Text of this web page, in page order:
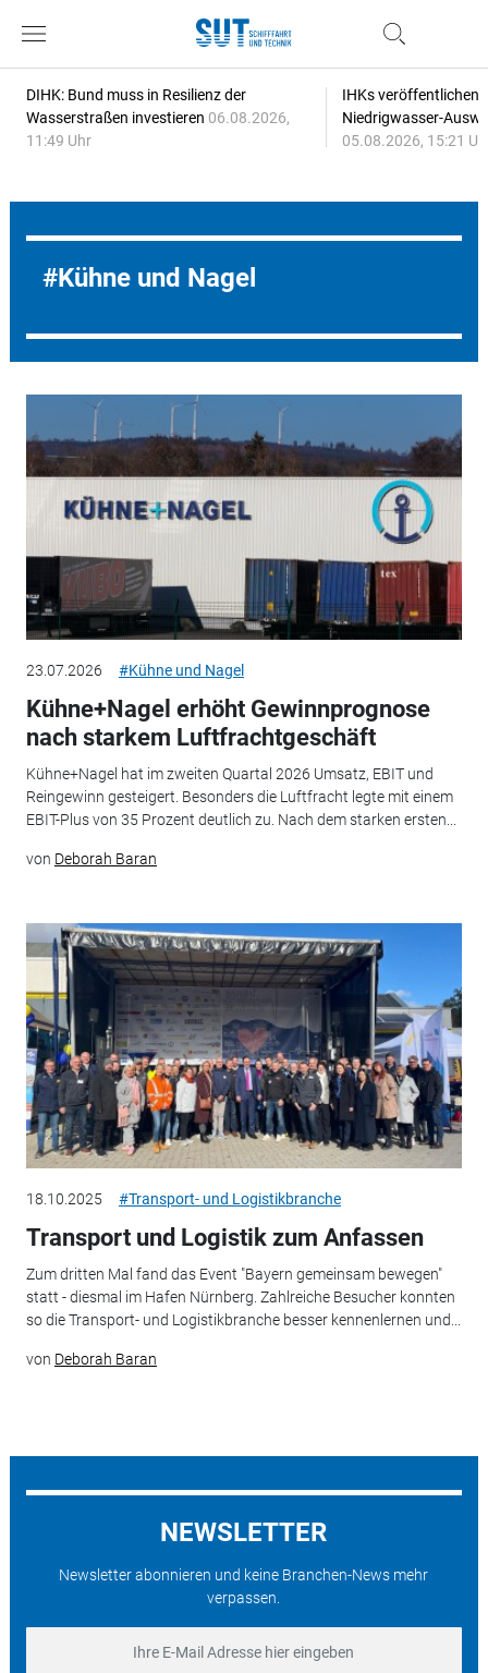
DIHK: Bund muss in Resilienz der
Wasserstraßen investieren 06.08.2026,
11:49 Uhr
IHKs veröffentlichen
Niedrigwasser-
05.08.2026, 15:21
Kühne und Nagel
23.07.2026 #Kühne und Nagel
Kühne+Nagel erhöht Gewinnprognose
nach starkem Luftfrachtgeschäft
Kühne+Nagel hat im zweiten Quartal 2026 Umsatz, EBIT und
Reingewinn gesteigert. Besonders die Luftfracht legte mit einem
EBIT-Plus von 35 Prozent deutlich zu. Nach dem starken ersten...
von Deborah Baran
18.10.2025 #Transport- und Logistikbranche
Transport und Logistik zum Anfassen
Zum dritten Mal fand das Event "Bayern gemeinsam bewegen"
statt - diesmal im Hafen Nürnberg. Zahlreiche Besucher konnten
so die Transport- und Logistikbranche besser kennenlernen und...
von Deborah Baran
NEWSLETTER
Newsletter abonnieren und keine Branchen-News mehr
verpassen.